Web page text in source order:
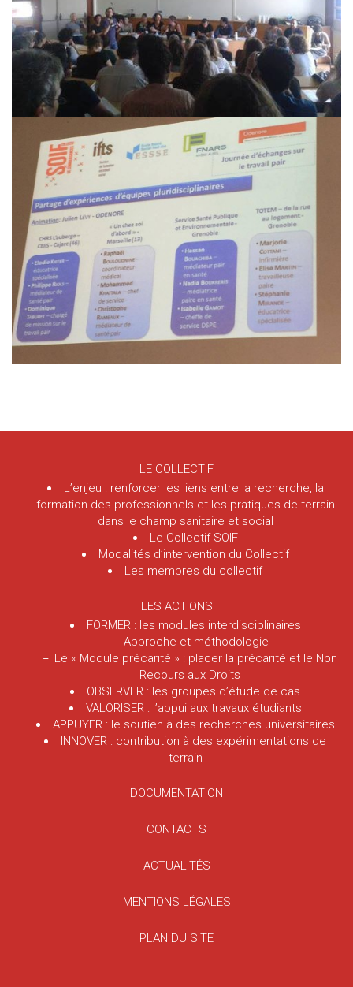
LE COLLECTIF
L’enjeu : renforcer les liens entre la recherche, la
formation des professionnels et les pratiques de terrain
dans le champ sanitaire et social
Le Collectif SOIF
Modalités d’intervention du Collectif
Les membres du collectif
LES ACTIONS
FORMER : les modules interdisciplinaires
Approche et méthodologie
Le « Module précarité » : placer la précarité et le Non
Recours aux Droits
OBSERVER : les groupes d’étude de cas
VALORISER : l’appui aux travaux étudiants
APPUYER : le soutien à des recherches universitaires
INNOVER : contribution à des expérimentations de
terrain
DOCUMENTATION
CONTACTS
ACTUALITÉS
MENTIONS LÉGALES
PLAN DU SITE